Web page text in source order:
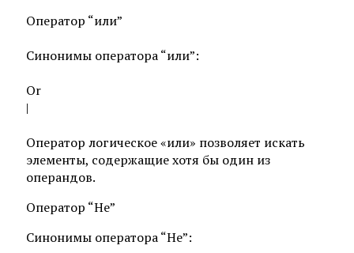
Оператор “или”
Синонимы оператора “или”:
Or
|
Оператор логическое «или» позволяет искать
элементы, содержащие хотя бы один из
операндов.
Оператор “Не”
Синонимы оператора “Не”: